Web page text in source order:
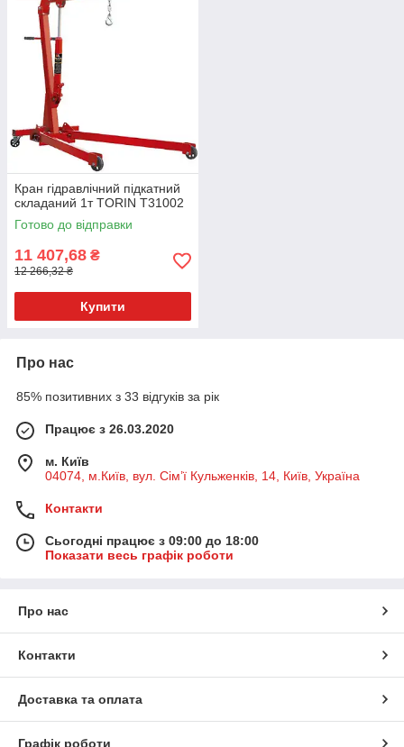
Кран гідравлічний підкатний
складаний 1т TORIN T31002
Готово до відправки
11 407,68 ₴
12 266,32 ₴
Купити
Про нас
85% позитивних з 33 відгуків за рік
Працює з 26.03.2020
м. Київ
04074, м.Київ, вул. Сім’ї Кульженків, 14, Київ, Україна
Контакти
Сьогодні працює з 09:00 до 18:00
Показати весь графік роботи
Про нас
Контакти
Доставка та оплата
Графік роботи